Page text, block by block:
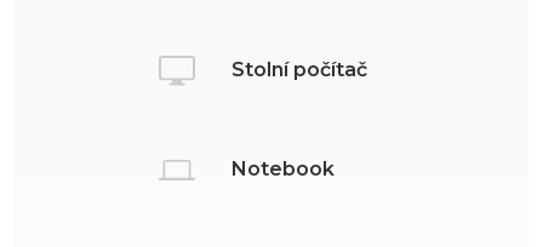
Stolní počítač
Notebook